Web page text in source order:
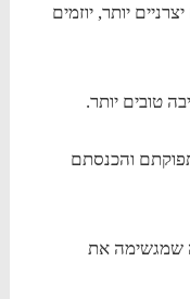
יותר, יוזמים
טובים יותר.
והכנסתם
שמגשימה את